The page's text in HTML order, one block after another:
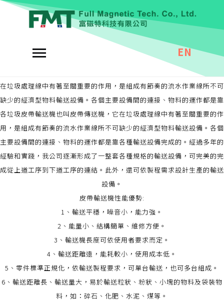
EN
輸送機
皮帶式輸送機
皮帶輸送機,垃圾物料皮帶輸送設備垃圾皮帶輸送機也叫皮帶傳送機，它
在垃圾處理線中有著至關重要的作用，是組成有節奏的流水作業線所不可
缺少的經濟型物料輸送設備。各個主要設備間的連接、物料的運作都是靠
各垃圾皮帶輸送機也叫皮帶傳送機，它在垃圾處理線中有著至關重要的作
用，是組成有節奏的流水作業線所不可缺少的經濟型物料輸送設備。各個
主要設備間的連接、物料的運作都是靠各種輸送設備完成的。經過多年的
經驗和實踐，我公司逐漸形成了一整套各種規格的輸送設備，可完美的完
成從上道工序到下道工序的連結。此外，還可依製程需求設計生產的輸送
設備。
皮帶輸送機性能優勢:
1、輸送平穩，噪音小，能力強。
2、能量小、結構簡單、維修方便。
3、輸送機長度可依使用者要求而定。
4、輸送距離遠，能耗較小，使用成本低。
5、零件標準正規化，依輸送製程要求，可單台輸送，也可多台組成。
6、輸送距離長、輸送量大，易於輸送粒狀、粉狀、小塊的物料及袋裝物
料，如：碎石、化肥、水泥、煤等。